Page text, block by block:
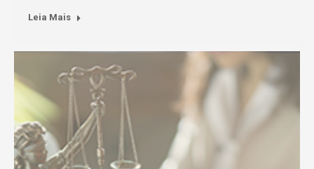
Leia Mais